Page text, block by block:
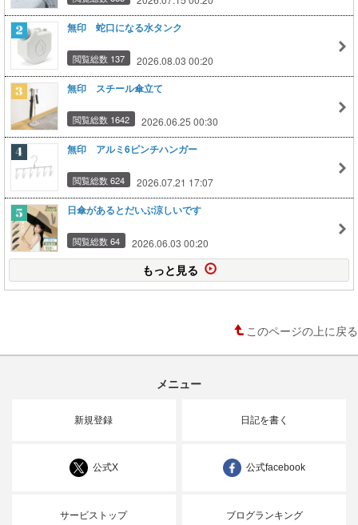
無印 蛇口になる水タンク
閲覧総数 137 2026.08.03 00:20
無印 スチール傘立て
閲覧総数 1642 2026.06.25 00:30
無印 アルミ6ピンチハンガー
閲覧総数 624 2026.07.21 17:07
日傘があるとだいぶ涼しいです
閲覧総数 64 2026.06.03 00:20
もっと見る
このページの上に戻る
メニュー
新規登録 日記を書く
公式X 公式facebook
サービストップ ブログランキング